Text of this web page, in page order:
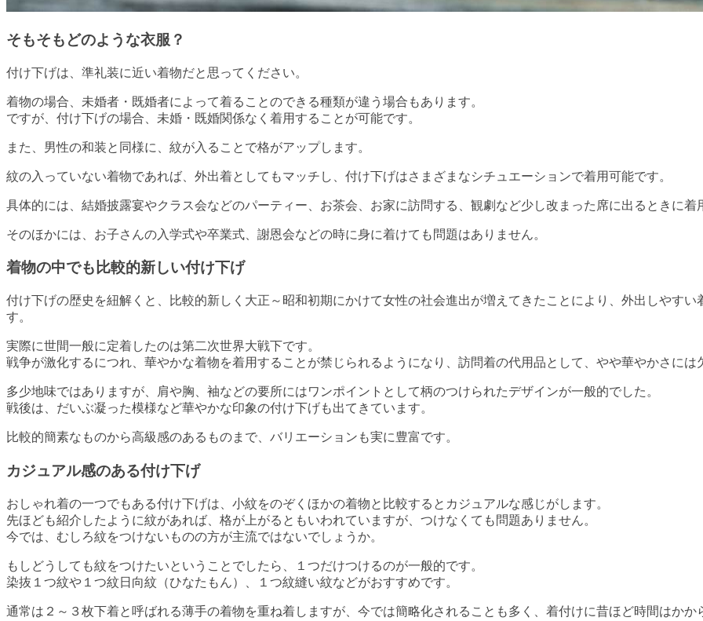
そもそもどのような衣服？
付け下げは、準礼装に近い着物だと思ってください。
着物の場合、未婚者・既婚者によって着ることのできる種類が違う場合もあります。
ですが、付け下げの場合、未婚・既婚関係なく着用することが可能です。
また、男性の和装と同様に、紋が入ることで格がアップします。
紋の入っていない着物であれば、外出着としてもマッチし、付け下げはさまざまなシチュエーションで着用可能です。
具体的には、結婚披露宴やクラス会などのパーティー、お茶会、お家に訪問する、観劇など少し改まった席に出るときに
そのほかには、お子さんの入学式や卒業式、謝恩会などの時に身に着けても問題はありません。
着物の中でも比較的新しい付け下げ
付け下げの歴史を紐解くと、比較的新しく大正～昭和初期にかけて女性の社会進出が増えてきたことにより、外出しやす
す。
実際に世間一般に定着したのは第二次世界大戦下です。
戦争が激化するにつれ、華やかな着物を着用することが禁じられるようになり、訪問着の代用品として、やや華やかさに
多少地味ではありますが、肩や胸、袖などの要所にはワンポイントとして柄のつけられたデザインが一般的でした。
戦後は、だいぶ凝った模様など華やかな印象の付け下げも出てきています。
比較的簡素なものから高級感のあるものまで、バリエーションも実に豊富です。
カジュアル感のある付け下げ
おしゃれ着の一つでもある付け下げは、小紋をのぞくほかの着物と比較するとカジュアルな感じがします。
先ほども紹介したように紋があれば、格が上がるともいわれていますが、つけなくても問題ありません。
今では、むしろ紋をつけないものの方が主流ではないでしょうか。
もしどうしても紋をつけたいということでしたら、１つだけつけるのが一般的です。
染抜１つ紋や１つ紋日向紋（ひなたもん）、１つ紋縫い紋などがおすすめです。
通常は２～３枚下着と呼ばれる薄手の着物を重ね着しますが、今では簡略化されることも多く、着付けに昔ほど時間はかか